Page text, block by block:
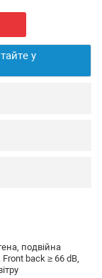
у
подвійна
back ≥ 66 dB,